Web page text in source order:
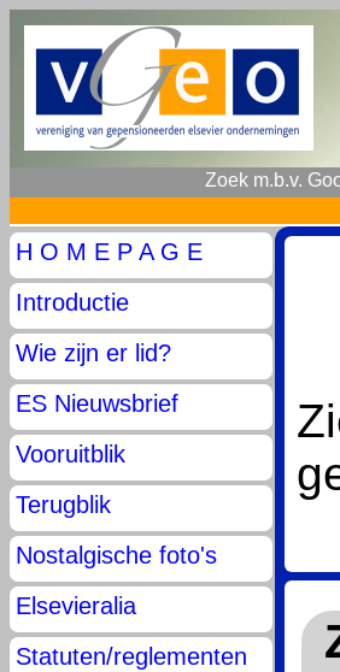
Zoek m.b.v.
H O M E P A G E
Introductie
Wie zijn er lid?
ES Nieuwsbrief
Vooruitblik
Terugblik
Nostalgische foto's
Elsevieralia
Statuten/reglementen